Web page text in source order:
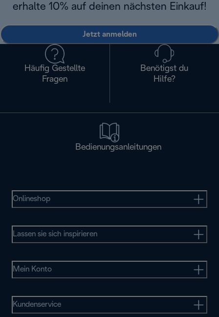
erhalte 10% auf deinen nächsten Einkauf!
Jetzt anmelden
Häufig Gestellte
Fragen
Benötigst du
Hilfe?
Bedienungsanleitungen
Onlineshop
Lassen sie sich inspirieren
Mein Konto
Kundenservice